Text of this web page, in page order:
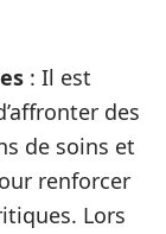
: Il est
des
de soins et
renforcer
Lors